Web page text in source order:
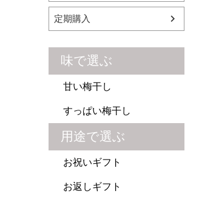
定期購入
味で選ぶ
甘い梅干し
すっぱい梅干し
用途で選ぶ
お祝いギフト
お返しギフト